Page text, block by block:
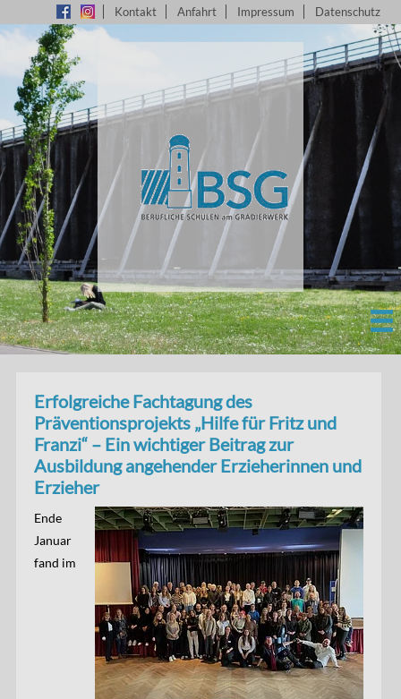
Kontakt Anfahrt Impressum Datenschutz
Erfolgreiche Fachtagung des
Präventionsprojekts „Hilfe für Fritz und
Franzi“ – Ein wichtiger Beitrag zur
Ausbildung angehender Erzieherinnen und
Erzieher
Ende
Januar
fand im